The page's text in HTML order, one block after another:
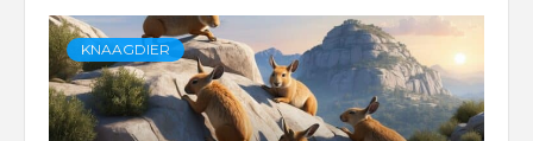
KNAAGDIER